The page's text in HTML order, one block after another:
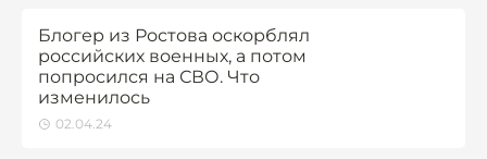
Блогер из Ростова оскорблял
российских военных, а потом
попросился на СВО. Что
изменилось
02.04.24